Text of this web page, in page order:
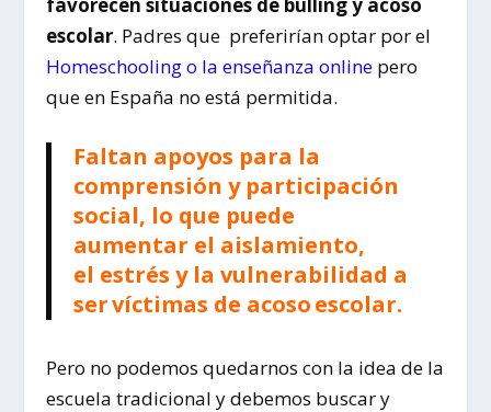
escolar. Padres que preferirían optar por el
Homeschooling o la enseñanza online pero
que en España no está permitida.
Faltan apoyos para la
comprensión y participación
social, lo que puede
aumentar el aislamiento,
el estrés y la vulnerabilidad a
ser víctimas de acoso escolar.
Pero no podemos quedarnos con la idea de la
escuela tradicional y debemos buscar y